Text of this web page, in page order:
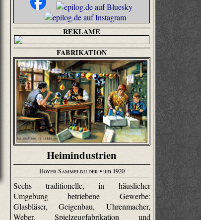
REKLAME
FABRIKATION
Heimindustrien
Hoyer-Sammelbilder• um 1920
Sechs traditionelle, in häuslicher
Umgebung betriebene Gewerbe:
Glasbläser, Geigenbau, Uhren­macher,
Weber, Spiel­zeug­fabri­kation und